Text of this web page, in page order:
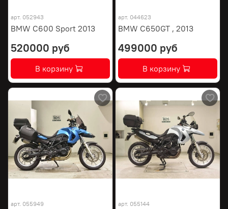
арт. 052943
BMW C600 Sport 2013
520000 руб
В корзину
арт. 044623
BMW C650GT , 2013
499000 руб
В корзину
арт. 055949 арт. 055144